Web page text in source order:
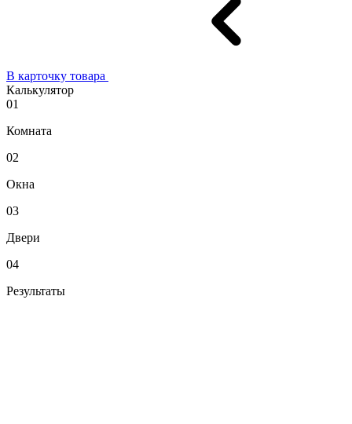
В карточку товара
Калькулятор
01
Комната
02
Окна
03
Двери
04
Результаты